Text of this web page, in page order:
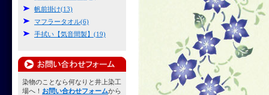
帆前掛け(13)
マフラータオル(6)
手拭い【気音間製】(19)
染物のことなら何なりと井上染工
場へ！ お問い合わせフォームから